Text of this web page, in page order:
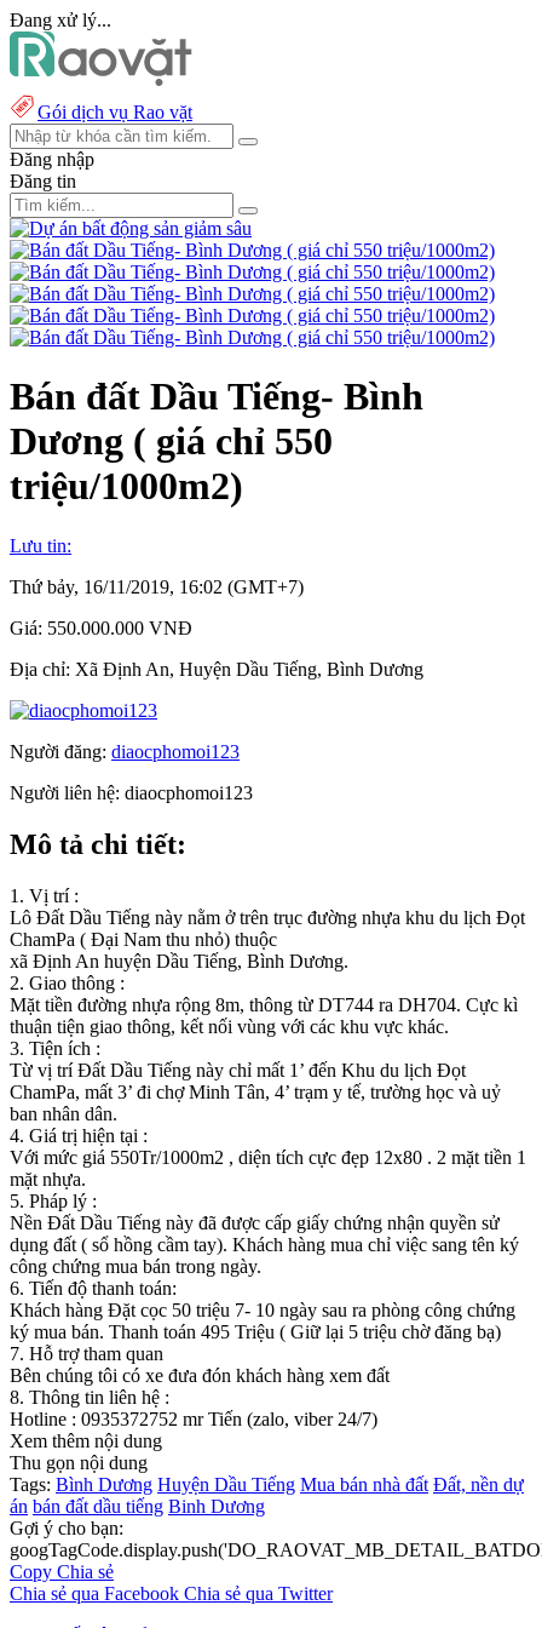
Đang xử lý...
Gói dịch vụ Rao vặt
Đăng nhập
Đăng tin
Bán đất Dầu Tiếng- Bình
Dương ( giá chỉ 550
triệu/1000m2)
Lưu tin:
Thứ bảy, 16/11/2019, 16:02 (GMT+7)
Giá: 550.000.000 VNĐ
Địa chỉ: Xã Định An, Huyện Dầu Tiếng, Bình Dương
Người đăng: diaocphomoi123
Người liên hệ: diaocphomoi123
Mô tả chi tiết:
1. Vị trí :
Lô Đất Dầu Tiếng này nằm ở trên trục đường nhựa khu du lịch Đọt
ChamPa ( Đại Nam thu nhỏ) thuộc
xã Định An huyện Dầu Tiếng, Bình Dương.
2. Giao thông :
Mặt tiền đường nhựa rộng 8m, thông từ DT744 ra DH704. Cực kì
thuận tiện giao thông, kết nối vùng với các khu vực khác.
3. Tiện ích :
Từ vị trí Đất Dầu Tiếng này chỉ mất 1’ đến Khu du lịch Đọt
ChamPa, mất 3’ đi chợ Minh Tân, 4’ trạm y tế, trường học và uỷ
ban nhân dân.
4. Giá trị hiện tại :
Với mức giá 550Tr/1000m2 , diện tích cực đẹp 12x80 . 2 mặt tiền 1
mặt nhựa.
5. Pháp lý :
Nền Đất Dầu Tiếng này đã được cấp giấy chứng nhận quyền sử
dụng đất ( sổ hồng cầm tay). Khách hàng mua chỉ việc sang tên ký
công chứng mua bán trong ngày.
6. Tiến độ thanh toán:
Khách hàng Đặt cọc 50 triệu 7- 10 ngày sau ra phòng công chứng
ký mua bán. Thanh toán 495 Triệu ( Giữ lại 5 triệu chờ đăng bạ)
7. Hỗ trợ tham quan
Bên chúng tôi có xe đưa đón khách hàng xem đất
8. Thông tin liên hệ :
Hotline : 0935372752 mr Tiến (zalo, viber 24/7)
Xem thêm nội dung
Thu gọn nội dung
Tags: Bình Dương Huyện Dầu Tiếng Mua bán nhà đất Đất, nền dự
án bán đất dầu tiếng Binh Dương
Gợi ý cho bạn:
Copy Chia sẻ
Chia sẻ qua Facebook Chia sẻ qua Twitter